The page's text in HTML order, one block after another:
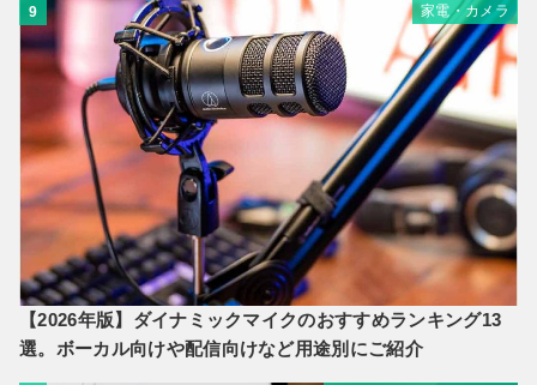
9 家電・カメラ
【2026年版】ダイナミックマイクのおすすめランキング13
選。ボーカル向けや配信向けなど用途別にご紹介